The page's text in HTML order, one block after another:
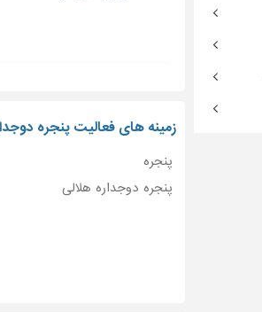
زمینه های فعالیت پنجره
پنجره
پنجره دوجداره هلالی